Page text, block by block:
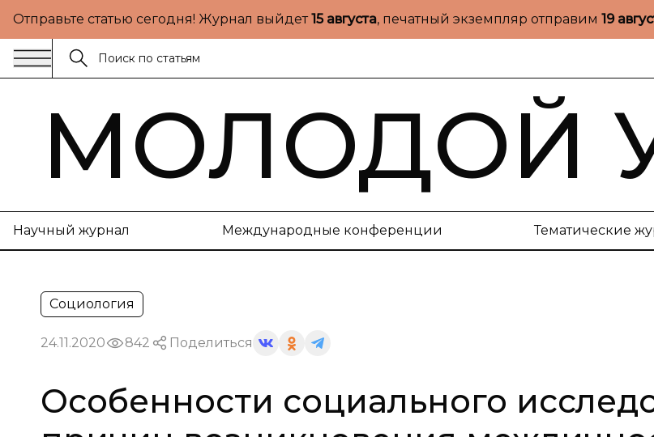
Отправьте статью сегодня! Журнал выйдет15 августа, печатный экземпляр отправим 19
МОЛОДОЙ
Научный журнал Международные конференции Тематические
Социология
24.11.2020 842 Поделиться
Особенности социального